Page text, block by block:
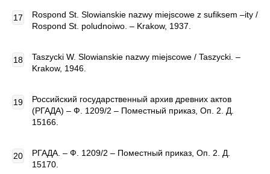
Rospond St. Slowianskie nazwy miejscowe z sufiksem –ity /
Rospond St. poludnoiwo. – Krakow, 1937.
Taszycki W. Slowianskie nazwy miejscowe / Taszycki. –
Krakow, 1946.
Российский государственный архив древних актов
(РГАДА) – Ф. 1209/2 – Поместный приказ, Оп. 2. Д.
15166.
РГАДА. – Ф. 1209/2 – Поместный приказ, Оп. 2. Д.
15170.